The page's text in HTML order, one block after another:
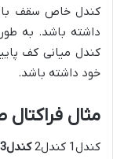
کندل خاص سقف
داشته باشد. به
کندل میانی کف
خود داشته باشد.
مثال
کندل1 کندل2 کندل3